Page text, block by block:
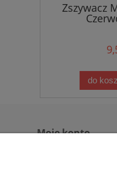
Zszywacz
do
Moje konto